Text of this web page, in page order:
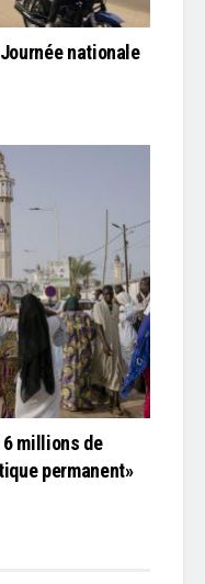
nationale
6 millions de
permanent»